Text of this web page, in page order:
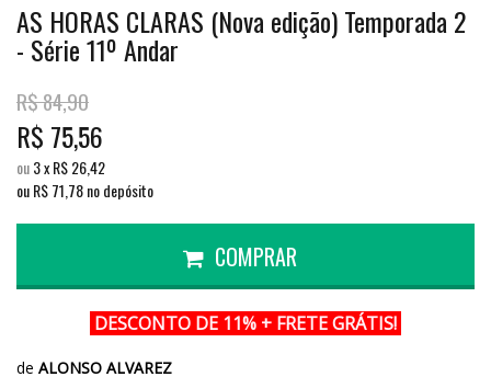
AS HORAS CLARAS (Nova edição) Temporada 2
- Série 11º Andar
R$84,90
R$ 75,56
ou3xR$26,42
ou R$71,78no depósito
COMPRAR
DESCONTO DE 11% + FRETE GRÁTIS!
de ALONSO ALVAREZ